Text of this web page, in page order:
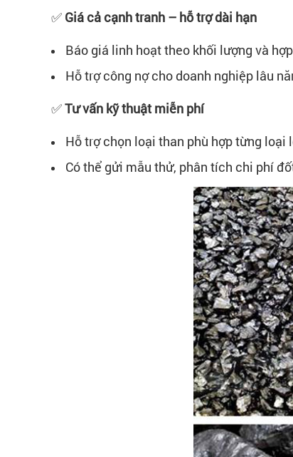
✅ Giá cả cạnh tranh – hỗ trợ dài hạn
Báo giá linh hoạt theo khối lượng và
Hỗ trợ công nợ cho doanh nghiệp lâu
✅Tư vấn kỹ thuật miễn phí
Hỗ trợ chọn loại than phù hợp từng loại
Có thể gửi mẫu thử, phân tích chi phí